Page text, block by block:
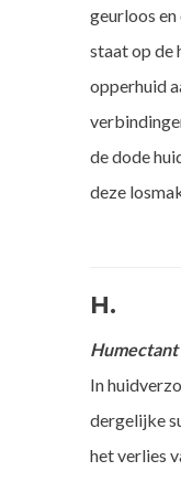
geurloos
staat op de
opperhuid
de dode
deze
H.
Humectant
In
dergelijke
het verlies